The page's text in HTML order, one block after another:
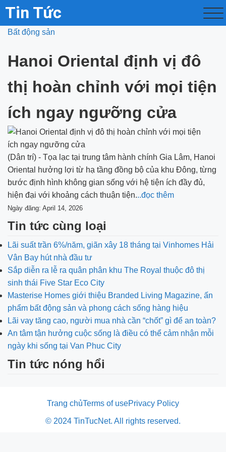
Tin Tức
Bất động sản
Hanoi Oriental định vị đô
thị hoàn chỉnh với mọi tiện
ích ngay ngưỡng cửa
(Dân trí) - Tọa lạc tại trung tâm hành chính Gia Lâm, Hanoi
Oriental hưởng lợi từ hạ tầng đồng bộ của khu Đông, từng
bước định hình không gian sống với hệ tiện ích đầy đủ,
hiện đại với khoảng cách thuận tiện...đọc thêm
Ngày đăng: April 14, 2026
Tin tức cùng loại
Lãi suất trần 6%/năm, giãn xây 18 tháng tại Vinhomes Hải
Vân Bay hút nhà đầu tư
Sắp diễn ra lễ ra quân phân khu The Royal thuộc đô thị
sinh thái Five Star Eco City
Masterise Homes giới thiệu Branded Living Magazine, ấn
phẩm bất động sản và phong cách sống hàng hiệu
Lãi vay tăng cao, người mua nhà cần “chốt” gì để an toàn?
An tâm tận hưởng cuộc sống là điều có thể cảm nhận mỗi
ngày khi sống tại Van Phuc City
Tin tức nóng hổi
Trang chủTerms of usePrivacy Policy
© 2024 TinTucNet. All rights reserved.